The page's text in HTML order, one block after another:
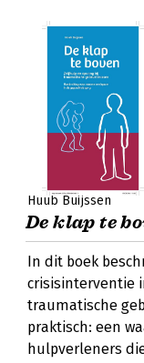
Huub Buijssen
De klap te
In dit boek
crisisinterventie
traumatische
praktisch: een
hulpverleners